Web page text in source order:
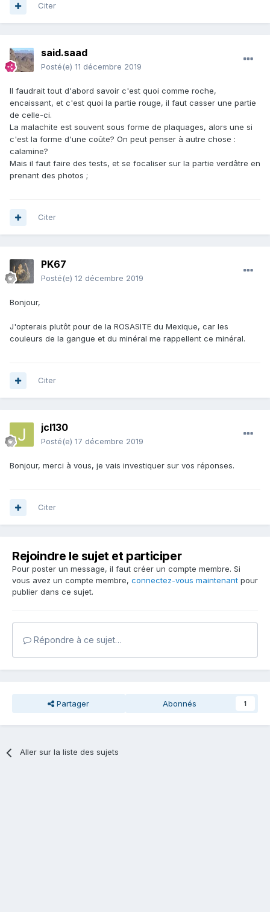
Citer
said.saad
Posté(e) 11 décembre 2019
Il faudrait tout d'abord savoir c'est quoi comme roche,
encaissant, et c'est quoi la partie rouge, il faut casser une partie
de celle-ci.
La malachite est souvent sous forme de plaquages, alors une si
c'est la forme d'une coûte? On peut penser à autre chose :
calamine?
Mais il faut faire des tests, et se focaliser sur la partie verdâtre en
prenant des photos ;
Citer
PK67
Posté(e) 12 décembre 2019
Bonjour,
J'opterais plutôt pour de la ROSASITE du Mexique, car les
couleurs de la gangue et du minéral me rappellent ce minéral.
Citer
jcl130
Posté(e) 17 décembre 2019
Bonjour, merci à vous, je vais investiquer sur vos réponses.
Citer
Rejoindre le sujet et participer
Pour poster un message, il faut créer un compte membre. Si
vous avez un compte membre, connectez-vous maintenant pour
publier dans ce sujet.
Répondre à ce sujet…
Partager Abonnés 1
Aller sur la liste des sujets